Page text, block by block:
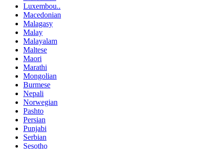
Luxembou..
Macedonian
Malagasy
Malay
Malayalam
Maltese
Maori
Marathi
Mongolian
Burmese
Nepali
Norwegian
Pashto
Persian
Punjabi
Serbian
Sesotho